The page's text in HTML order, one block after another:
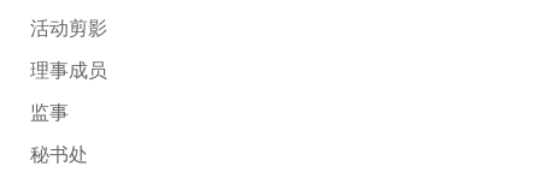
活动剪影
理事成员
监事
秘书处